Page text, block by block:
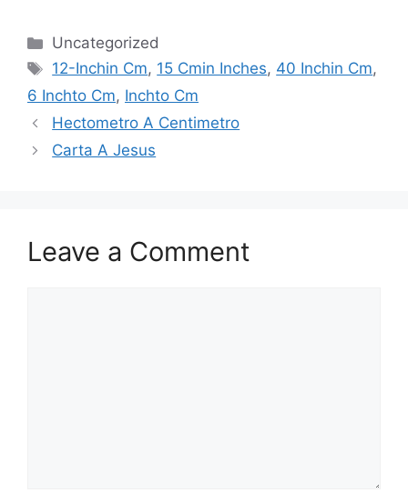
Categories
Uncategorized
Tags
12-Inchin Cm, 15 Cmin Inches, 40 Inchin Cm,
6 Inchto Cm, Inchto Cm
Hectometro A Centimetro
Carta A Jesus
Leave a Comment